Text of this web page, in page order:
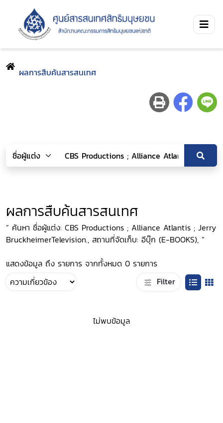
ผลการสืบค้นสารสนเทศ
ผลการสืบค้นสารสนเทศ
“ ค้นหา ชื่อผู้แต่ง: CBS Productions ; Alliance Atlantis ; Jerry
BruckheimerTelevision., สถานที่จัดเก็บ: อีบุ๊ก (E-BOOKS), ”
แสดงข้อมูล ถึง รายการ จากทั้งหมด 0 รายการ
Filter
ไม่พบข้อมูล